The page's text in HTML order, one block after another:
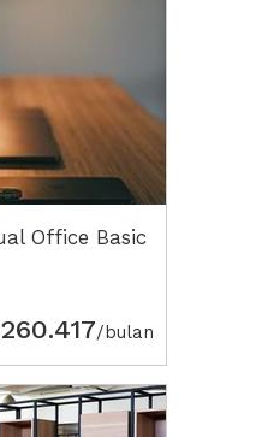
Office Basic
260.417/bulan